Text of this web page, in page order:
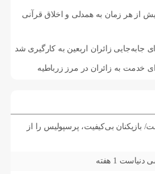
از هر زمان به همدلی و اخلاق قرآنی
خدمت به زائران در مرز زرباطیه
بازیکنان بی‌کیفیت، پرسپولیس را از
دنیاست 1 هفته